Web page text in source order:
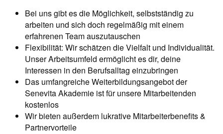
Bei uns gibt es die Möglichkeit, selbstständig zu
arbeiten und sich doch regelmäßig mit einem
erfahrenen Team auszutauschen
Flexibilität: Wir schätzen die Vielfalt und Individualität.
Unser Arbeitsumfeld ermöglicht es dir, deine
Interessen in den Berufsalltag einzubringen
Das umfangreiche Weiterbildungsangebot der
Senevita Akademie ist für unsere Mitarbeitenden
kostenlos
Wir bieten außerdem lukrative Mitarbeiterbenefits &
Partnervorteile